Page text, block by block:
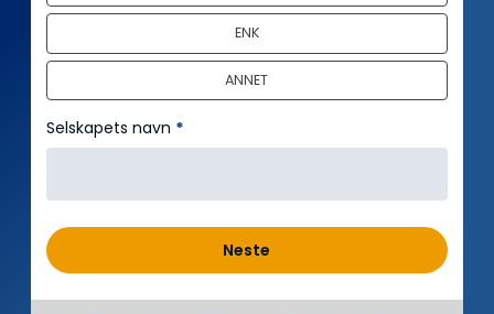
o
d
ENK
ANNET
Selskapets navn *
Neste